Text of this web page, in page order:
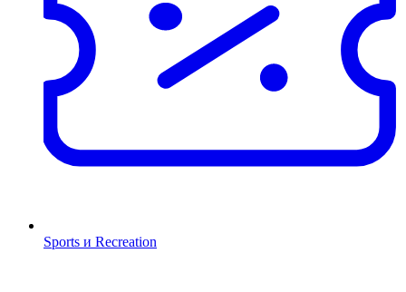
Sports и Recreation